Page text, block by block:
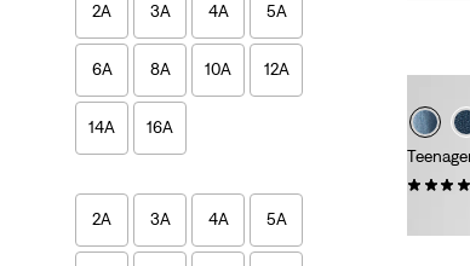
2A 3A 4A 5A
6A 8A 10A 12A
14A 16A
2A 3A 4A 5A